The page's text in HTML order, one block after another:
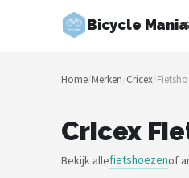
Bicycle Mania
Zoeken
NAVIGATIE
Merken
Home/Merken/Cricex/
Cricex
Bekijk allefietshoezenof